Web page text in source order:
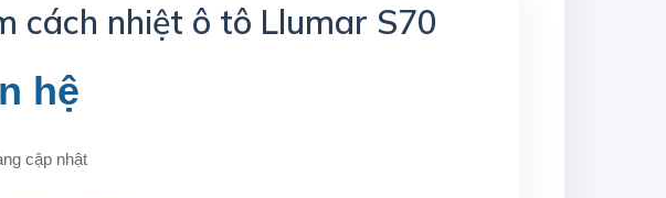
cách nhiệt ô tô Llumar S70
hệ
cập nhật